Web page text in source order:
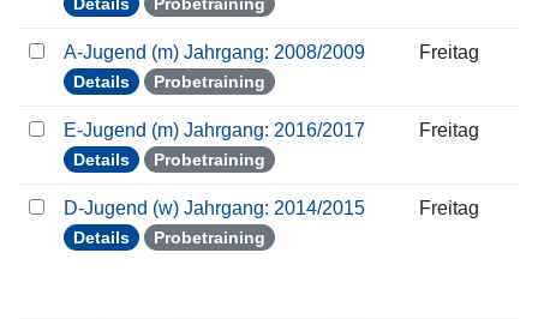
A-Jugend (m) Jahrgang: 2008/2009
Details Probetraining
Freitag
E-Jugend (m) Jahrgang: 2016/2017
Details Probetraining
Freitag
D-Jugend (w) Jahrgang: 2014/2015
Details Probetraining
Freitag